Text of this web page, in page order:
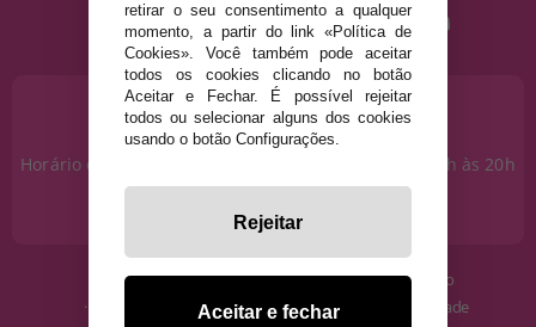
PRECISA DE AJUDA?
915 793 695
Horário de segunda a sexta das 10h às 14h e das 17h às 20h
info@disfracestuyyo.pt
· Quem somos
· Como comprar
· Condições de uso
· Política de Privacidade
retirar o seu consentimento a qualquer
momento, a partir do link «Política de
Cookies». Você também pode aceitar
todos os cookies clicando no botão
Aceitar e Fechar. É possível rejeitar
todos ou selecionar alguns dos cookies
usando o botão Configurações.
Rejeitar
Aceitar e fechar